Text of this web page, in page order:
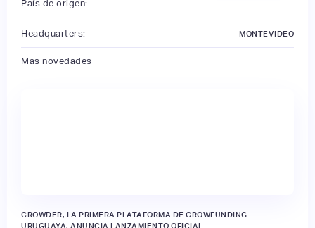
País de origen:
Headquarters: MONTEVIDEO
Más novedades
CROWDER, LA PRIMERA PLATAFORMA DE CROWFUNDING
URUGUAYA, ANUNCIA LANZAMIENTO OFICIAL